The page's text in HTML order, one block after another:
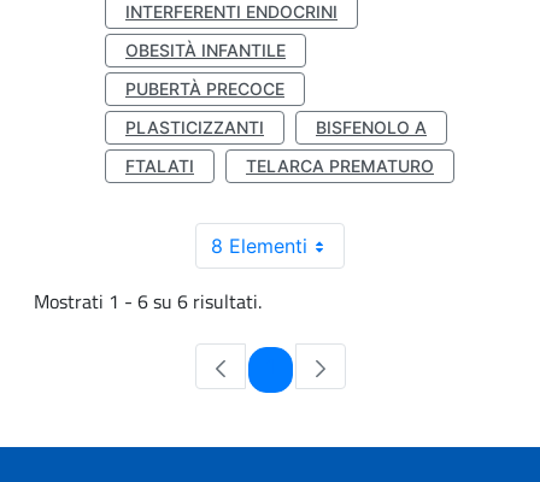
INTERFERENTI ENDOCRINI
OBESITÀ INFANTILE
PUBERTÀ PRECOCE
PLASTICIZZANTI
BISFENOLO A
FTALATI
TELARCA PREMATURO
8 Elementi
Mostrati 1 - 6 su 6 risultati.
Pagina